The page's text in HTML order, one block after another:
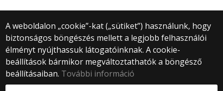
A weboldalon „cookie”-kat („sütiket”) használunk, hogy
biztonságos böngészés mellett a legjobb felhasználói
élményt nyújthassuk látogatóinknak. A cookie-
beállítások bármikor megváltoztathatók a böngésző
beállításaiban. További információ
© 2025 Eötvös Loránd Tudományegyetem
Minden jog fenntartva.
1053 Budapest, Egyetem tér 1–3.
Központi telefonszám: +36 1 411 6500
Webfejlesztés: